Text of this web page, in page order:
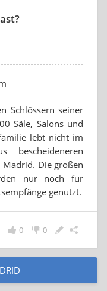
Schlössern seiner
Säle, Salons und
lebt nicht im
bescheideneren
Die großen
nur noch für
genutzt.
0
0